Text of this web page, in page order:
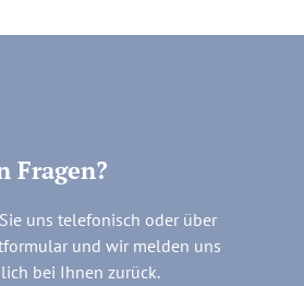
Fragen?
uns telefonisch oder über
und wir melden uns
bei Ihnen zurück.